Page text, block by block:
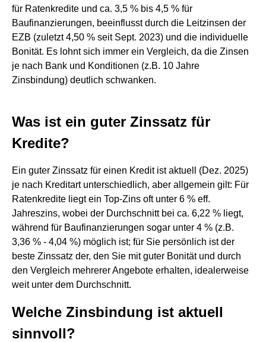
für Ratenkredite und ca. 3,5 % bis 4,5 % für
Baufinanzierungen, beeinflusst durch die Leitzinsen der
EZB (zuletzt 4,50 % seit Sept. 2023) und die individuelle
Bonität. Es lohnt sich immer ein Vergleich, da die Zinsen
je nach Bank und Konditionen (z.B. 10 Jahre
Zinsbindung) deutlich schwanken.
Was ist ein guter Zinssatz für
Kredite?
Ein guter Zinssatz für einen Kredit ist aktuell (Dez. 2025)
je nach Kreditart unterschiedlich, aber allgemein gilt: Für
Ratenkredite liegt ein Top-Zins oft unter 6 % eff.
Jahreszins, wobei der Durchschnitt bei ca. 6,22 % liegt,
während für Baufinanzierungen sogar unter 4 % (z.B.
3,36 % - 4,04 %) möglich ist; für Sie persönlich ist der
beste Zinssatz der, den Sie mit guter Bonität und durch
den Vergleich mehrerer Angebote erhalten, idealerweise
weit unter dem Durchschnitt.
Welche Zinsbindung ist aktuell
sinnvoll?